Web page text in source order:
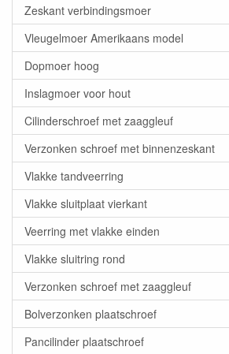
Zeskant verbindingsmoer
Vleugelmoer Amerikaans model
Dopmoer hoog
Inslagmoer voor hout
Cilinderschroef met zaaggleuf
Verzonken schroef met binnenzeskant
Vlakke tandveerring
Vlakke sluitplaat vierkant
Veerring met vlakke einden
Vlakke sluitring rond
Verzonken schroef met zaaggleuf
Bolverzonken plaatschroef
Pancilinder plaatschroef